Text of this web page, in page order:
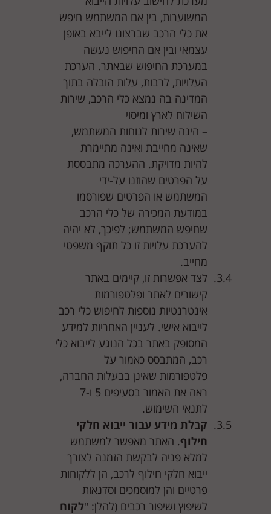
המשוערות, בין אם המשתמש חיפש
את כלי הרכב שברצונו לייבא באופן
עצמאי ובין אם החיפוש נעשה
במערכת החיפוש שבאתר. הערכת
העלויות, לרבות, עלות הובלה בתוך
המדינה בה נמצא כלי הרכב, שירות
השילוח לארץ ומיסוי
– הינה שירות לנוחות המשתמש,
שאינה מחייבת ואינה מתיימרת
להיות מדויקת. ההערכה מתבססת
על הפרטים שהוזנו על-ידי
המשתמש או הפרטים שפורסמו
במודעת המכירה של כלי הרכב
שחיפש המשתמש; לפיכך, לא יהיה
להערכת עלויות זו כל תוקף משפטי
מחייב.
לצד אפשרות זו, קיימים באתר
קישורים לאתר ופלטפורמות
אינטרנטיות נוספות לחיפוש כלי רכב
לייבוא אישי. לעניין האחריות למידע
המסופק באתר בכל הנוגע לייבוא כלי
רכב, המתבסס כאמור על
פלטפורמות שאינן בבעלות החברה,
ראה את האמור בסעיפים ‎5 ו-‎7
לתנאי השימוש.
קבלת מידע עבור ייבוא חלקי
חילוף. האתר מאפשר למשתמש
למלא פניה לבקשת הזמנה לצורך
ייבוא חלקי חילוף לרכב, הן ללקוחות
פרטיים והן למוסמכים וסדנאות
לשיפוץ ושיפור רכבים (להלן: "לקוח